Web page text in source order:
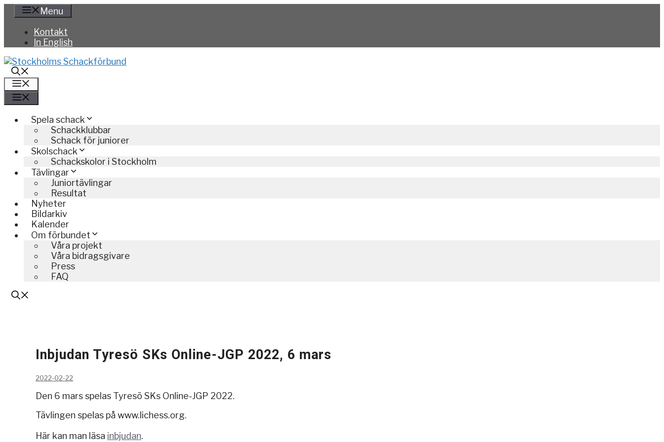
Hoppa
innehåll
Menu
Kontakt
In English
Spela schack
Schackklubbar
Schack för juniorer
Skolschack
Schackskolor i Stockholm
Tävlingar
Juniortävlingar
Resultat
Nyheter
Bildarkiv
Kalender
Om förbundet
Våra projekt
Våra bidragsgivare
Press
FAQ
Inbjudan Tyresö SKs Online-JGP 2022, 6 mars
2022-02-22
Den 6 mars spelas Tyresö SKs Online-JGP 2022.
Tävlingen spelas på www.lichess.org.
Här kan man läsa inbjudan.